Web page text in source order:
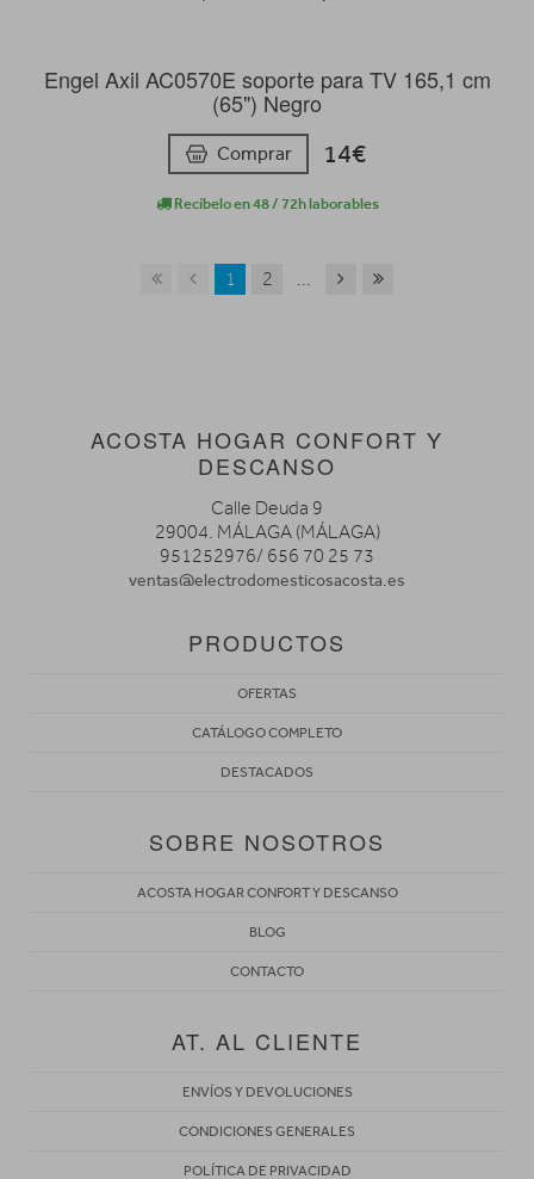
Engel Axil AC0570E soporte para TV 165,1 cm
(65") Negro
Comprar 14€
Recíbelo en 48 / 72h laborables
1 2 ...
ACOSTA HOGAR CONFORT Y
DESCANSO
Calle Deuda 9
29004. MÁLAGA (MÁLAGA)
951252976/ 656 70 25 73
ventas@electrodomesticosacosta.es
PRODUCTOS
OFERTAS
CATÁLOGO COMPLETO
DESTACADOS
SOBRE NOSOTROS
ACOSTA HOGAR CONFORT Y DESCANSO
BLOG
CONTACTO
AT. AL CLIENTE
ENVÍOS Y DEVOLUCIONES
CONDICIONES GENERALES
POLÍTICA DE PRIVACIDAD